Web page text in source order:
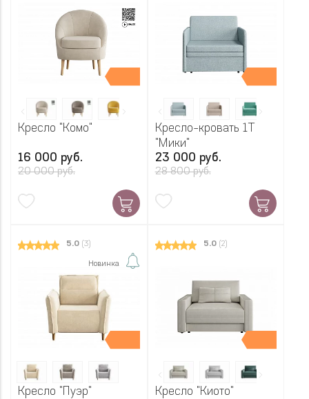
Кресло "Комо"
16 000 руб.
20 000 руб.
Кресло-кровать 1Т
"Мики"
23 000 руб.
28 800 руб.
5.0 (3)
Новинка
Кресло "Пуэр"
5.0 (2)
Кресло "Киото"